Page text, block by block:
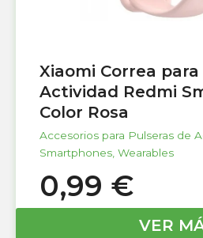
Xiaomi Correa
Actividad Redmi
Color Rosa
Accesorios para Pulseras de
Smartphones Wearables
0,99 €
VER